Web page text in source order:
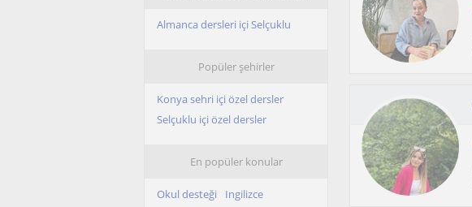
Almanca dersleri içi Selçuklu
Popüler şehirler
Konya sehri içi özel dersler
Selçuklu içi özel dersler
En popüler konular
Okul desteği
Ingilizce